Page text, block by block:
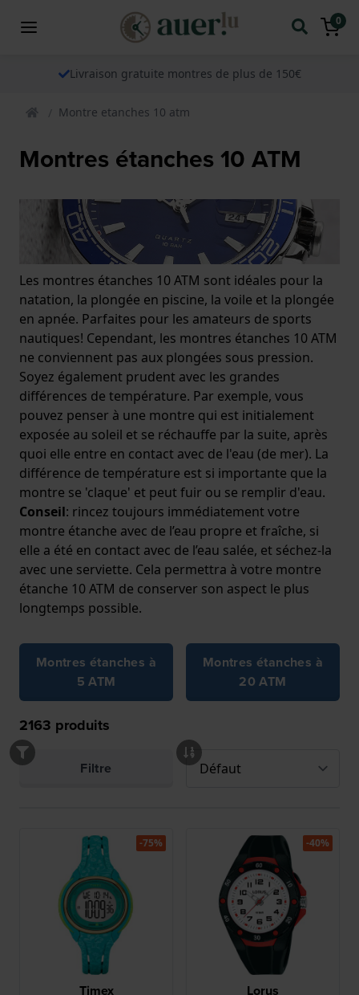
0
Livraison gratuite montres de plus de 150€
Montre etanches 10 atm
Montres étanches 10 ATM
Les montres étanches 10 ATM sont idéales pour la
natation, la plongée en piscine, la voile et la plongée
en apnée. Parfaites pour les amateurs de sports
nautiques! Cependant, les montres étanches 10 ATM
ne conviennent pas aux plongées sous pression.
Soyez également prudent avec les grandes
différences de température. Par exemple, vous
pouvez penser à une montre qui est initialement
exposée au soleil et se réchauffe par la suite, après
quoi elle entre en contact avec de l'eau (de mer). La
différence de température est si importante que la
montre se 'claque' et peut fuir ou se remplir d'eau.
Conseil: rincez toujours immédiatement votre
montre étanche avec de l’eau propre et fraîche, si
elle a été en contact avec de l’eau salée, et séchez-la
avec une serviette. Cela permettra à votre montre
étanche 10 ATM de conserver son aspect le plus
longtemps possible.
Montres étanches à
5 ATM
Montres étanches à
20 ATM
2163 produits
Filtre
Timex
-75%
Lorus
-40%